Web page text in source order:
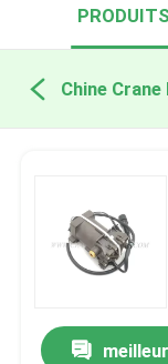
PRODUITS
Chine